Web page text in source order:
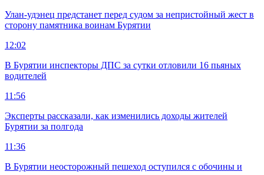
Улан-удэнец предстанет перед судом за непристойный жест в
сторону памятника воинам Бурятии
12:02
В Бурятии инспекторы ДПС за сутки отловили 16 пьяных
водителей
11:56
Эксперты рассказали, как изменились доходы жителей
Бурятии за полгода
11:36
В Бурятии неосторожный пешеход оступился с обочины и